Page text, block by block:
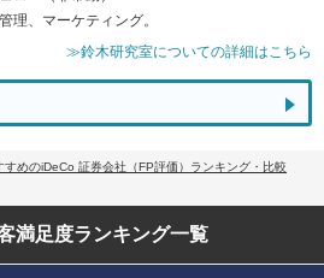
理、マーケティング。
≫鈴木研究室についての詳細はこちら
すめのiDeCo 証券会社（FP評価）ランキング・比較
満足度ランキング一覧